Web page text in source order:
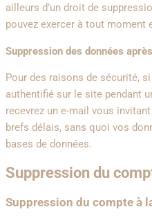
ailleurs d’un droit de
pouvez exercer à tout moment
Suppression des données
Pour des raisons de sécurité,
authentifié sur le site pendant
recevrez un e-mail vous
brefs délais, sans quoi vos
bases de données.
Suppression du
Suppression du compte à